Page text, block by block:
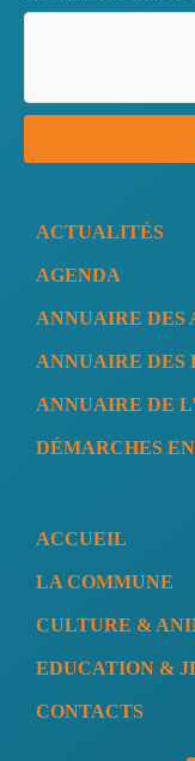
ACTUALITÉS
AGENDA
ANNUAIRE DES
ANNUAIRE DES
ANNUAIRE DE
DÉMARCHES
ACCUEIL
LA COMMUNE
CULTURE &
EDUCATION &
CONTACTS